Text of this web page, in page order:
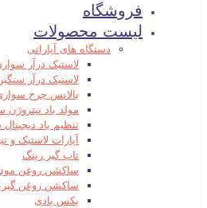
فروشگاه
لیست محصولات
دستگاه های آپاراتی
لاستیک درآر
لاستیک درآر
بالانس چرخ
مولد باد
تنظیم باد
آپارات لاستیک
تاب گیر رینگ
ساکشن روغن
ساکشن روغن
بکس بادی